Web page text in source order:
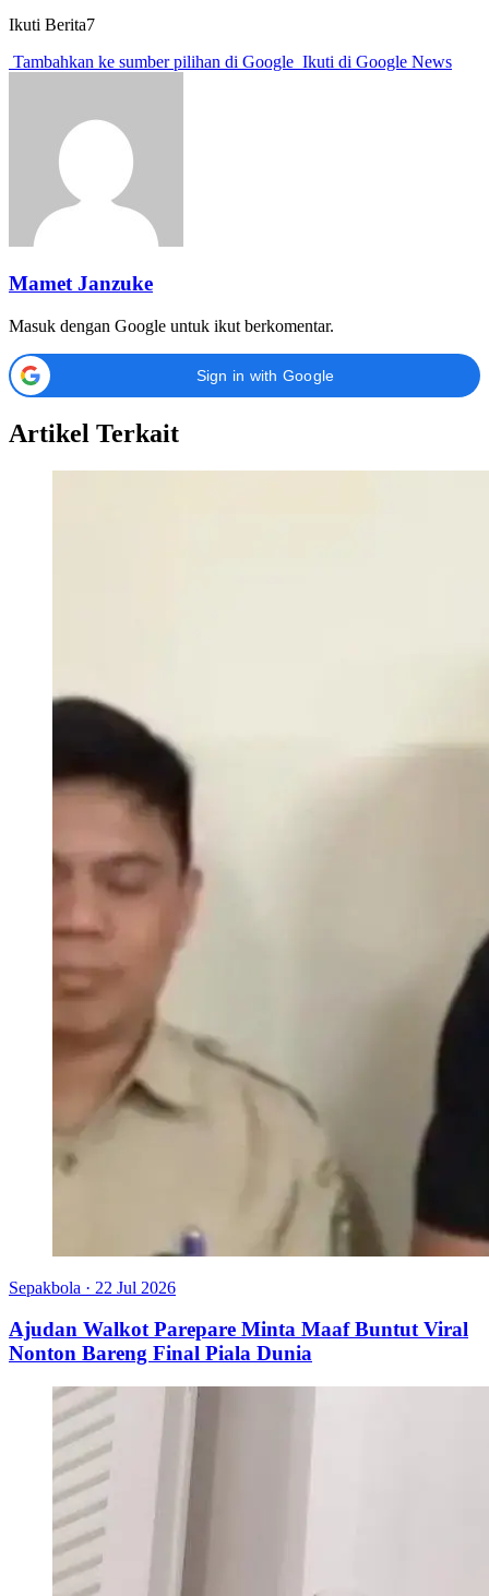
Ikuti Berita7
Tambahkan ke sumber pilihan di Google Ikuti di Google News
Mamet Janzuke
Masuk dengan Google untuk ikut berkomentar.
Sign in with Google
Artikel Terkait
Sepakbola · 22 Jul 2026
Ajudan Walkot Parepare Minta Maaf Buntut Viral
Nonton Bareng Final Piala Dunia